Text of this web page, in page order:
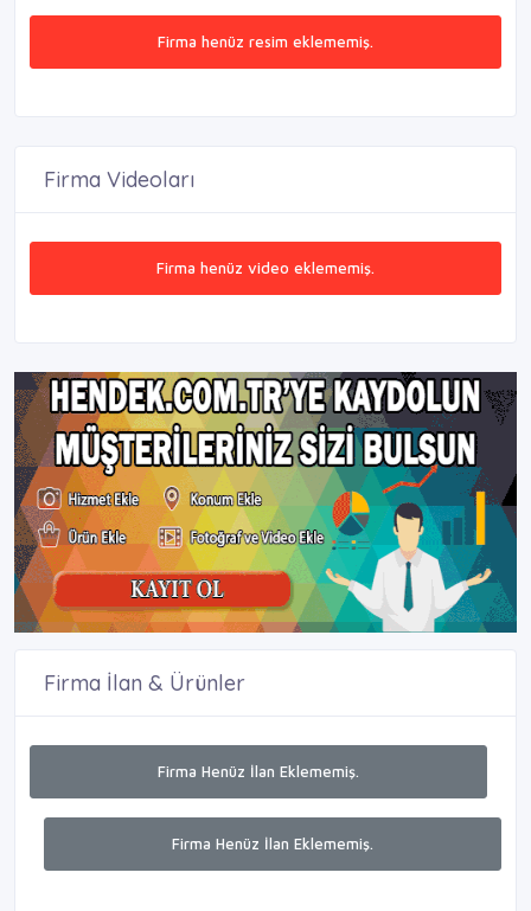
Firma henüz resim eklememiş.
Firma Videoları
Firma henüz video eklememiş.
Firma İlan & Ürünler
Firma Henüz İlan Eklememiş.
Firma Henüz İlan Eklememiş.